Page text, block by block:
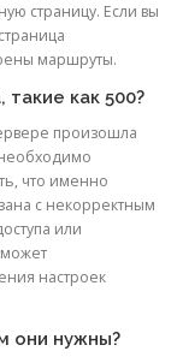
страницу. Если вы
маршруты.
как 500?
произошла
что именно
с некорректным
или
настроек
они нужны?